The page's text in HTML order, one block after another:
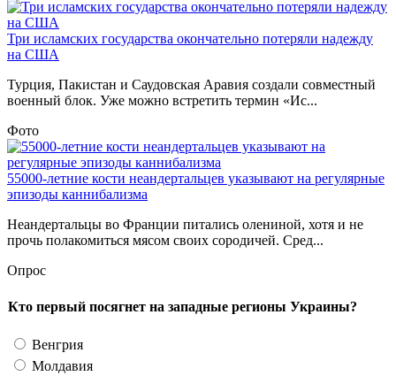
Три исламских государства окончательно потеряли надежду
на США
Турция, Пакистан и Саудовская Аравия создали совместный
военный блок. Уже можно встретить термин «Ис...
Фото
55000-летние кости неандертальцев указывают на регулярные
эпизоды каннибализма
Неандертальцы во Франции питались олениной, хотя и не
прочь полакомиться мясом своих сородичей. Сред...
Опрос
Кто первый посягнет на западные регионы Украины?
Венгрия
Молдавия